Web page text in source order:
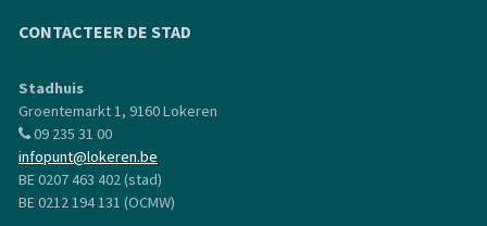
CONTACTEER DE STAD
Stadhuis
Groentemarkt 1, 9160 Lokeren
09 235 31 00
infopunt@lokeren.be
BE 0207 463 402 (stad)
BE 0212 194 131 (OCMW)